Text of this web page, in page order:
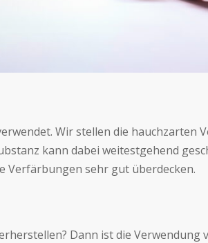
Wir stellen die hauchzarten
kann dabei weitestgehend
Verfärbungen sehr gut überdecken.
Dann ist die Verwendung